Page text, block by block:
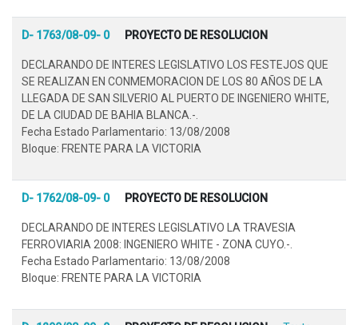
D- 1763/08-09- 0 PROYECTO DE RESOLUCION
DECLARANDO DE INTERES LEGISLATIVO LOS FESTEJOS QUE
SE REALIZAN EN CONMEMORACION DE LOS 80 AÑOS DE LA
LLEGADA DE SAN SILVERIO AL PUERTO DE INGENIERO WHITE,
DE LA CIUDAD DE BAHIA BLANCA.-.
Fecha Estado Parlamentario: 13/08/2008
Bloque: FRENTE PARA LA VICTORIA
D- 1762/08-09- 0 PROYECTO DE RESOLUCION
DECLARANDO DE INTERES LEGISLATIVO LA TRAVESIA
FERROVIARIA 2008: INGENIERO WHITE - ZONA CUYO.-.
Fecha Estado Parlamentario: 13/08/2008
Bloque: FRENTE PARA LA VICTORIA